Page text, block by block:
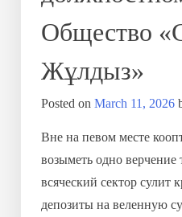
Общество
Жұлдыз»
Posted on March 11, 2026
Вне на певом месте
возыметь одно верчение
всяческий сектор сулит
депозиты на веленную